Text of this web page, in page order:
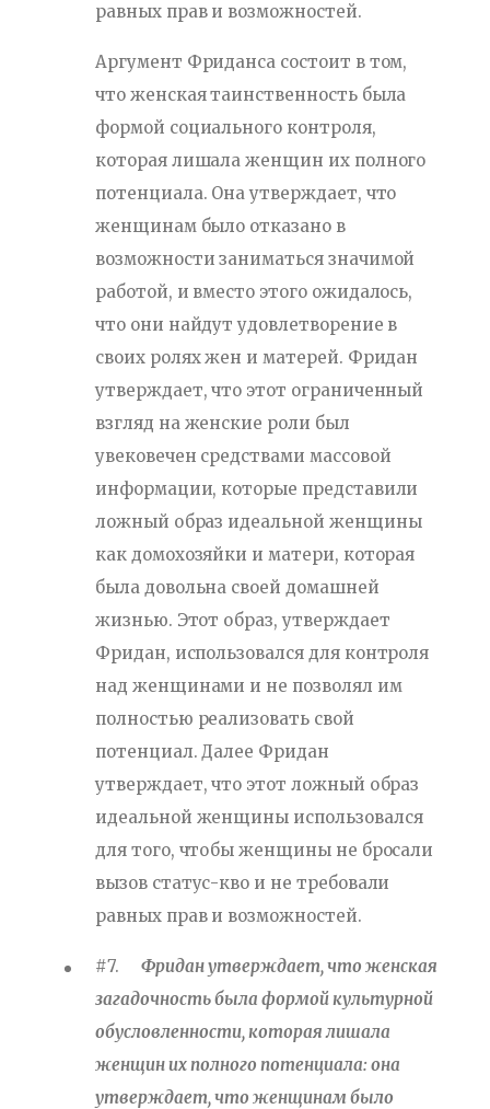
равных прав и возможностей.
Аргумент Фриданса состоит в том,
что женская таинственность была
формой социального контроля,
которая лишала женщин их полного
потенциала. Она утверждает, что
женщинам было отказано в
возможности заниматься значимой
работой, и вместо этого ожидалось,
что они найдут удовлетворение в
своих ролях жен и матерей. Фридан
утверждает, что этот ограниченный
взгляд на женские роли был
увековечен средствами массовой
информации, которые представили
ложный образ идеальной женщины
как домохозяйки и матери, которая
была довольна своей домашней
жизнью. Этот образ, утверждает
Фридан, использовался для контроля
над женщинами и не позволял им
полностью реализовать свой
потенциал. Далее Фридан
утверждает, что этот ложный образ
идеальной женщины использовался
для того, чтобы женщины не бросали
вызов статус-кво и не требовали
равных прав и возможностей.
#7. Фридан утверждает, что женская
загадочность была формой культурной
обусловленности, которая лишала
женщин их полного потенциала: она
утверждает, что женщинам было